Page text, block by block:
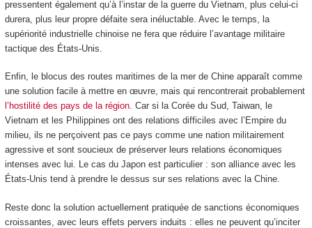
pressentent également qu’à l’instar de la guerre du Vietnam, plus celui-ci
durera, plus leur propre défaite sera inéluctable. Avec le temps, la
supériorité industrielle chinoise ne fera que réduire l’avantage militaire
tactique des États-Unis.
Enfin, le blocus des routes maritimes de la mer de Chine apparaît comme
une solution facile à mettre en œuvre, mais qui rencontrerait probablement
l’hostilité des pays de la région. Car si la Corée du Sud, Taiwan, le
Vietnam et les Philippines ont des relations difficiles avec l’Empire du
milieu, ils ne perçoivent pas ce pays comme une nation militairement
agressive et sont soucieux de préserver leurs relations économiques
intenses avec lui. Le cas du Japon est particulier : son alliance avec les
États-Unis tend à prendre le dessus sur ses relations avec la Chine.
Reste donc la solution actuellement pratiquée de sanctions économiques
croissantes, avec leurs effets pervers induits : elles ne peuvent qu’inciter